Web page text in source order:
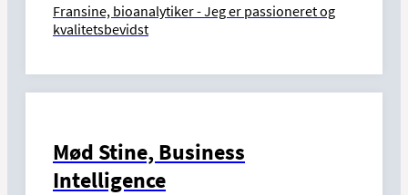
Fransine, bioanalytiker - Jeg er passioneret og
kvalitetsbevidst
Mød Stine, Business
Intelligence